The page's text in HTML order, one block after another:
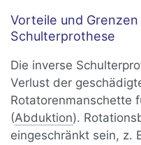
Vorteile und
Schulterprothese
Die inverse
Verlust der
Rotatorenmanschette
(Abduktion).
eingeschränkt sein, z.